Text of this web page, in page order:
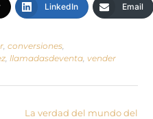
LinkedIn Email
conversiones
llamadasdeventa vender
La verdad del mundo del